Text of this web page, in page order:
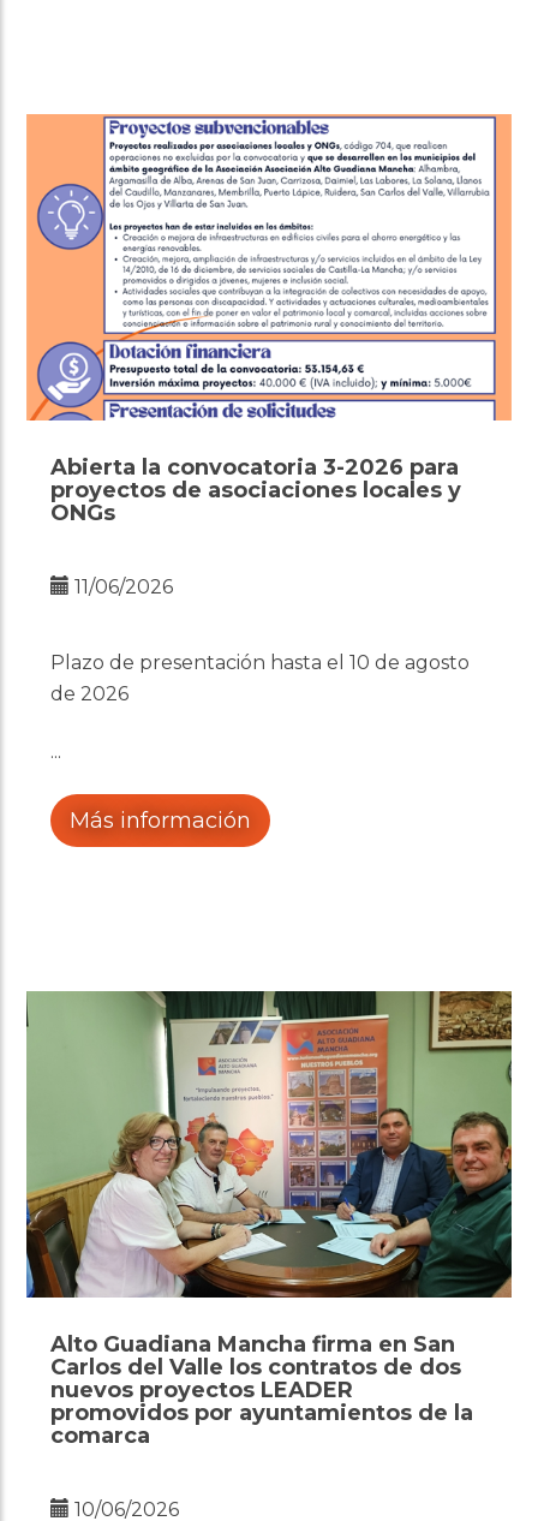
Abierta la convocatoria 3-2026 para
proyectos de asociaciones locales y
ONGs
11/06/2026
Plazo de presentación hasta el 10 de agosto
de 2026
Más información
Alto Guadiana Mancha firma en San
Carlos del Valle los contratos de dos
nuevos proyectos LEADER
promovidos por ayuntamientos de la
comarca
10/06/2026